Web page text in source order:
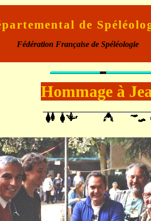
de
Fédération Française de Spéléologie
Hommage à